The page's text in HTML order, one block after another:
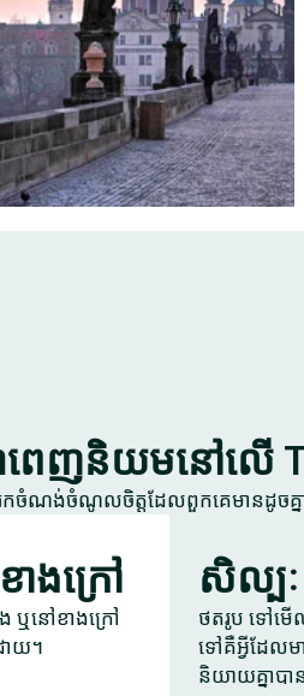
ពេញនិយមនៅលើ
កចំណង់ចំណូលចិត្តដែលពួកគេមានដូចគ្
ាងក្រៅ
ង ឬនៅខាងក្រៅ
យ។
សិល្បៈ
ថតរូប ទៅមើ
ទៅគឺអ្វីដែលម
និយាយគ្នាបា